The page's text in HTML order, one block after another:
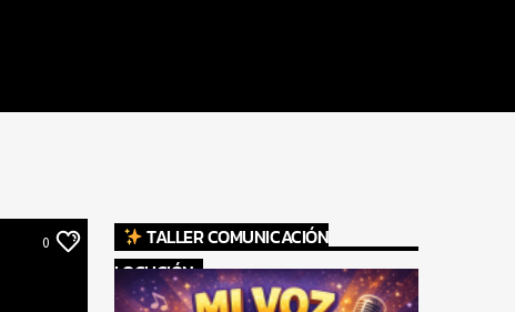
0
TALLER COMUNICACIÓN
LOCUCIÓN